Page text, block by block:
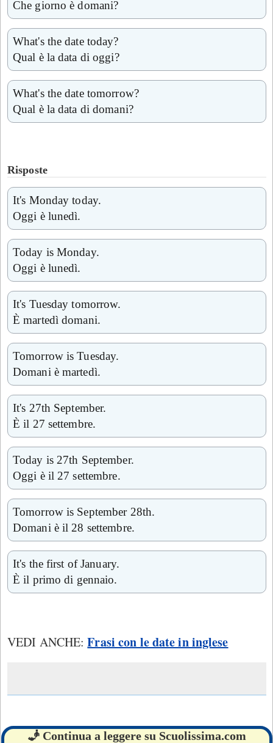
Che giorno è domani?
What's the date today?
Qual è la data di oggi?
What's the date tomorrow?
Qual è la data di domani?
Risposte
It's Monday today.
Oggi è lunedì.
Today is Monday.
Oggi è lunedì.
It's Tuesday tomorrow.
È martedì domani.
Tomorrow is Tuesday.
Domani è martedì.
It's 27th September.
È il 27 settembre.
Today is 27th September.
Oggi è il 27 settembre.
Tomorrow is September 28th.
Domani è il 28 settembre.
It's the first of January.
È il primo di gennaio.
VEDI ANCHE:Frasi con le date in inglese
🧞 Continua a leggere su Scuolissima.com